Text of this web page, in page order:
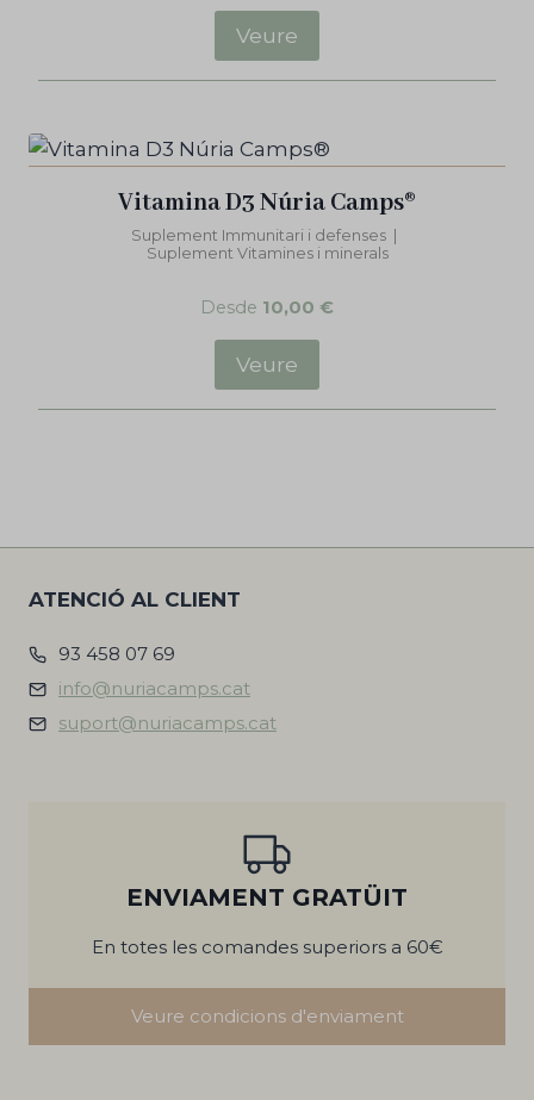
Veure
Vitamina D3 Núria Camps®
Suplement Immunitari i defenses
Suplement Vitamines i minerals
Desde 10,00 €
Veure
ATENCIÓ AL CLIENT
93 458 07 69
info@nuriacamps.cat
suport@nuriacamps.cat
ENVIAMENT GRATÜIT
En totes les comandes superiors a 60€
Veure condicions d'enviament